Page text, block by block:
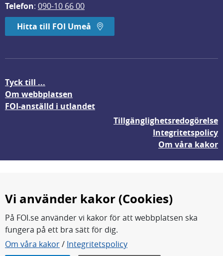
Telefon: 090-10 66 00
Hitta till FOI Umeå
Tyck till ...
Om webbplatsen
FOI-anställd i utlandet
Tillgänglighetsredogörelse
Integritetspolicy
Om våra kakor
FOI forskar för en säkrare värld.
FOI:s kärnverksamhet är forskning, metod- och
Vi använder kakor (Cookies)
På FOI.se använder vi kakor för att webbplatsen ska
fungera på ett bra sätt för dig.
Om våra kakor/ Integritetspolicy